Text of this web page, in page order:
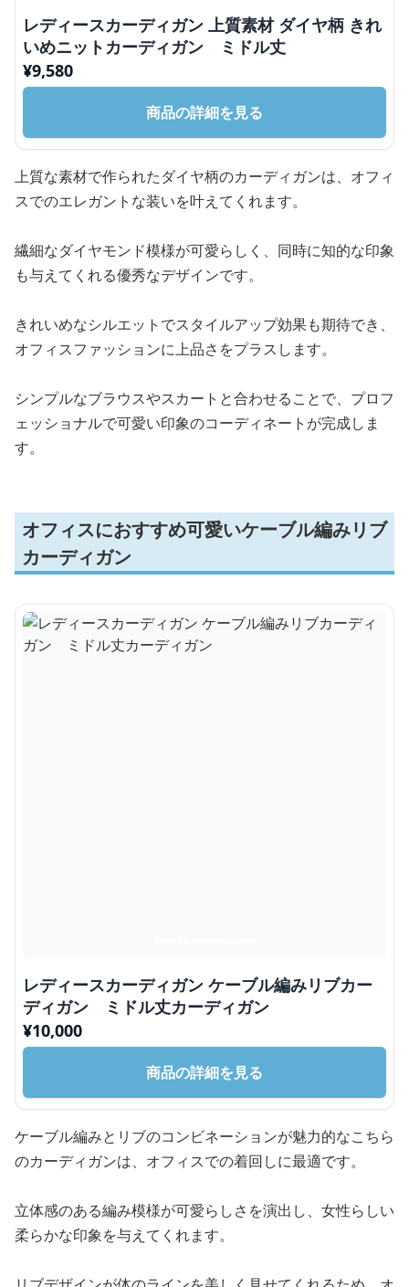
レディースカーディガン 上質素材 ダイヤ柄 きれ
いめニットカーディガン ミドル丈
¥9,580
商品の詳細を見る
上質な素材で作られたダイヤ柄のカーディガンは、オフィ
スでのエレガントな装いを叶えてくれます。
繊細なダイヤモンド模様が可愛らしく、同時に知的な印象
も与えてくれる優秀なデザインです。
きれいめなシルエットでスタイルアップ効果も期待でき、
オフィスファッションに上品さをプラスします。
シンプルなブラウスやスカートと合わせることで、プロフ
ェッショナルで可愛い印象のコーディネートが完成しま
す。
オフィスにおすすめ可愛いケーブル編みリブ
カーディガン
レディースカーディガン ケーブル編みリブカー
ディガン ミドル丈カーディガン
¥10,000
商品の詳細を見る
ケーブル編みとリブのコンビネーションが魅力的なこちら
のカーディガンは、オフィスでの着回しに最適です。
立体感のある編み模様が可愛らしさを演出し、女性らしい
柔らかな印象を与えてくれます。